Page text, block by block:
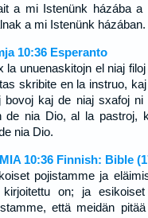
a mi Istenünk házába a
a mi Istenünk házában.
10:36 Esperanto
la unuenaskitojn el niaj
skribite en la instruo,
bovoj kaj de niaj sxafoj ni
de nia Dio, al la pastroj,
nia Dio.
10:36 Finnish: Bible
pojistamme ja
kirjoitettu on; ja
että meidän